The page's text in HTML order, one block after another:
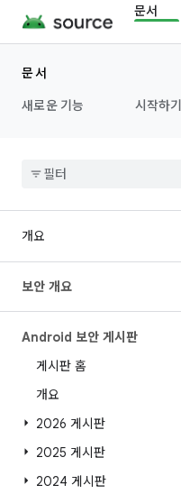
문서
문서
새로운 기능
시작하기
개요
보안 개요
Android 보안 게시판
게시판 홈
개요
2026 게시판
2025 게시판
2024 게시판